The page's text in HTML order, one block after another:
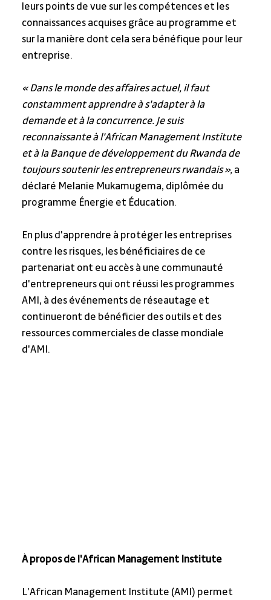
leurs points de vue sur les compétences et les
connaissances acquises grâce au programme et
sur la manière dont cela sera bénéfique pour leur
entreprise.
« Dans le monde des affaires actuel, il faut
constamment apprendre à s'adapter à la
demande et à la concurrence. Je suis
reconnaissante à l'African Management Institute
et à la Banque de développement du Rwanda de
toujours soutenir les entrepreneurs rwandais », a
déclaré Melanie Mukamugema, diplômée du
programme Énergie et Éducation.
En plus d'apprendre à protéger les entreprises
contre les risques, les bénéficiaires de ce
partenariat ont eu accès à une communauté
d'entrepreneurs qui ont réussi les programmes
AMI, à des événements de réseautage et
continueront de bénéficier des outils et des
ressources commerciales de classe mondiale
d'AMI.
À propos de l'African Management Institute
L'African Management Institute (AMI) permet